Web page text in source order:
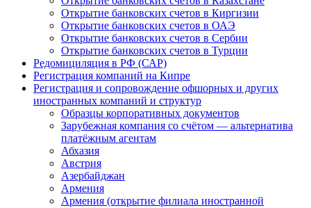
Открытие банковских счетов в Киргизии
Открытие банковских счетов в ОАЭ
Открытие банковских счетов в Сербии
Открытие банковских счетов в Турции
Редомициляция в РФ (САР)
Регистрация компаний на Кипре
Регистрация и сопровождение офшорных и других
иностранных компаний и структур
Образцы корпоративных документов
Зарубежная компания со счётом — альтернатива
платёжным агентам
Абхазия
Австрия
Азербайджан
Армения
Армения (открытие филиала иностранной